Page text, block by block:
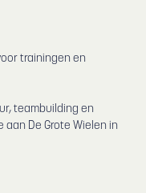
trainingen en
teambuilding en
De Grote Wielen in